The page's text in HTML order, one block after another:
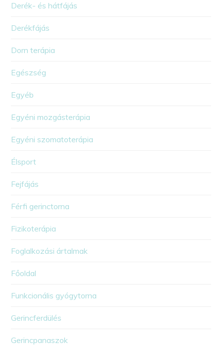
Derék- és hátfájás
Derékfájás
Dorn terápia
Egészség
Egyéb
Egyéni mozgásterápia
Egyéni szomatoterápia
Élsport
Fejfájás
Férfi gerinctorna
Fizikoterápia
Foglalkozási ártalmak
Főoldal
Funkcionális gyógytorna
Gerincferdülés
Gerincpanaszok